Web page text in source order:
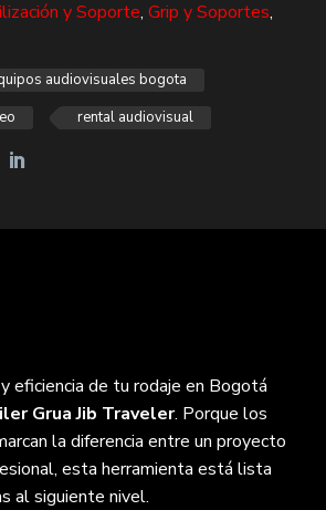
y Soporte, Grip y Soportes,
audiovisuales bogota
rental audiovisual
eficiencia de tu rodaje en Bogotá
Grua Jib Traveler. Porque los
la diferencia entre un proyecto
esta herramienta está lista
al siguiente nivel.